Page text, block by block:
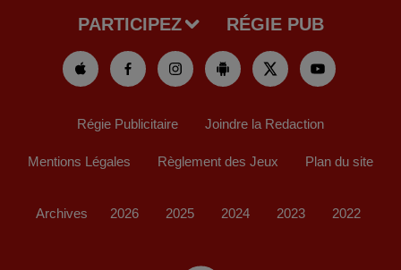
PARTICIPEZ RÉGIE PUB
Régie Publicitaire Joindre la Redaction
Mentions Légales Règlement des Jeux Plan du site
Archives 2026 2025 2024 2023 2022